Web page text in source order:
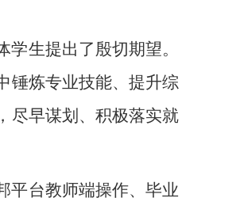
生提出了殷切期望。
锤炼专业技能、提升综
尽早谋划、积极落实就
平台教师端操作、毕业